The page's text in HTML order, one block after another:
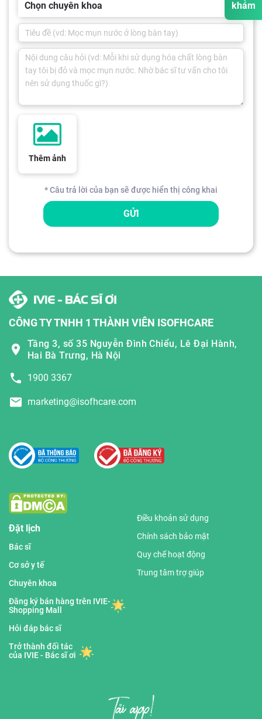
khám
Chọn chuyên khoa
Thêm ảnh
* Câu trả lời của bạn sẽ được hiển thị công khai
GỬI
CÔNG TY TNHH 1 THÀNH VIÊN ISOFHCARE
Tầng 3, số 35 Nguyễn Đình Chiểu, Lê Đại Hành,
Hai Bà Trưng, Hà Nội
1900 3367
marketing@isofhcare.com
Đặt lịch
Bác sĩ
Cơ sở y tế
Chuyên khoa
Đăng ký bán hàng trên IVIE-
Shopping Mall
Hỏi đáp bác sĩ
Trở thành đối tác
của IVIE - Bác sĩ ơi
Điều khoản sử dụng
Chính sách bảo mật
Quy chế hoạt động
Trung tâm trợ giúp